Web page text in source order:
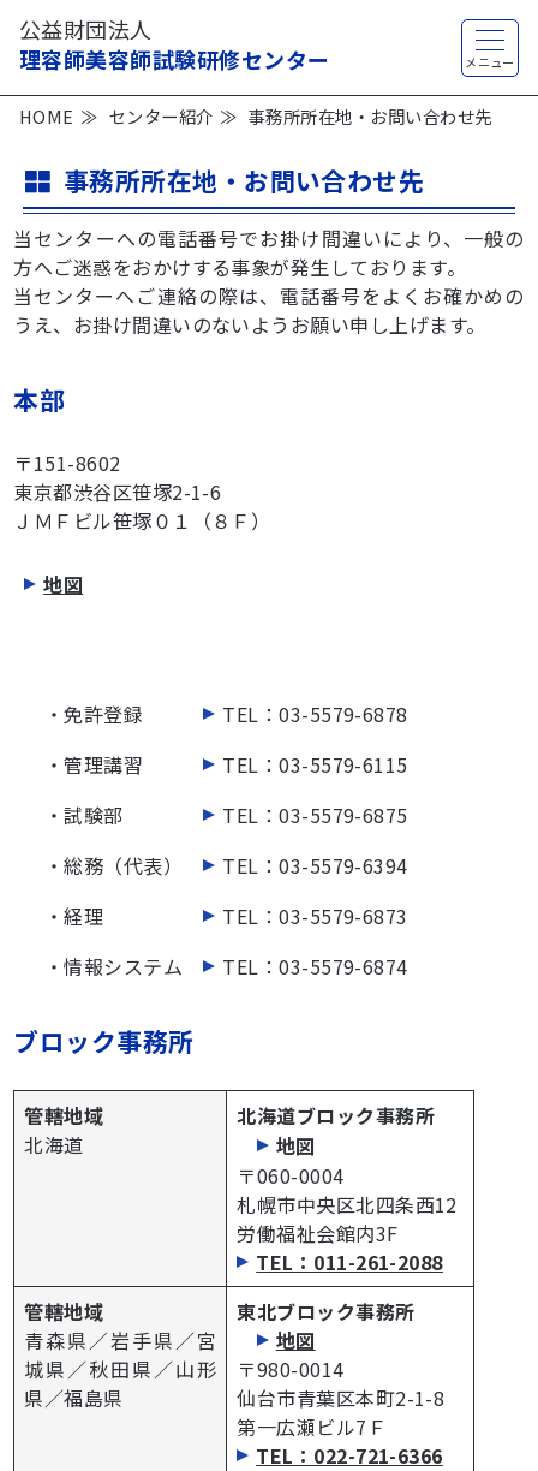
公益財団法人
理容師美容師試験研修センター
HOME センター紹介 事務所所在地・お問い合わせ先
事務所所在地・お問い合わせ先
当センターへの電話番号でお掛け間違いにより、一般の
方へご迷惑をおかけする事象が発生しております。
当センターへご連絡の際は、電話番号をよくお確かめの
うえ、お掛け間違いのないようお願い申し上げます。
本部
〒151-8602
東京都渋谷区笹塚2-1-6
ＪＭＦビル笹塚０１（８Ｆ）
地図
・免許登録
TEL：03-5579-6878
・管理講習
TEL：03-5579-6115
・試験部
TEL：03-5579-6875
・総務（代表）
TEL：03-5579-6394
・経理
TEL：03-5579-6873
・情報システム
TEL：03-5579-6874
ブロック事務所
管轄地域
北海道
北海道ブロック事務所
地図
〒060-0004
札幌市中央区北四条西12
労働福祉会館内3F
TEL：011-261-2088
管轄地域
青森県／岩手県／宮
城県／秋田県／山形
県／福島県
東北ブロック事務所
地図
〒980-0014
仙台市青葉区本町2-1-8
第一広瀬ビル7Ｆ
TEL：022-721-6366